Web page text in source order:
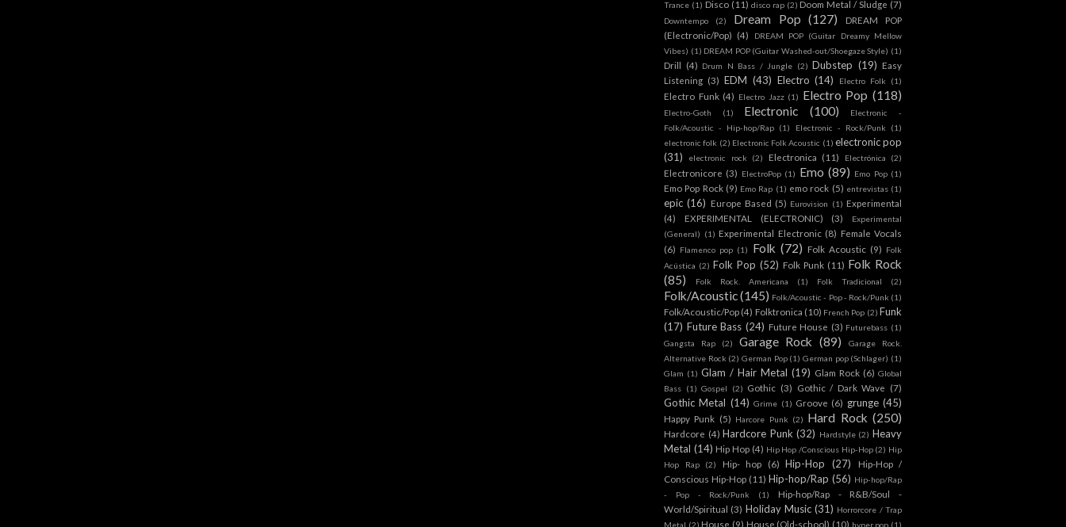
Trance (1) Disco (11) disco rap (2) Doom Metal / Sludge (7)
Downtempo (2) Dream Pop (127)
DREAM POP
(Electronic/Pop) (4)
DREAM POP (Guitar Dreamy Mellow
Vibes) (1) DREAM POP (Guitar Washed-out/Shoegaze Style) (1)
Drill (4) Drum N Bass / Jungle (2) Dubstep (19) Easy
Listening (3) EDM (43) Electro (14) Electro Folk (1)
Electro Funk (4) Electro Jazz (1) Electro Pop (118)
Electro-Goth (1) Electronic (100)
Electronic -
Folk/Acoustic - Hip-hop/Rap (1) Electronic - Rock/Punk
(1)
electronic folk (2) Electronic Folk Acoustic (1) electronic pop
(31)
electronic rock (2) Electronica (11) Electrónica (2)
Electronicore (3) ElectroPop (1) Emo (89) Emo Pop (1)
Emo Pop Rock (9) Emo Rap (1) emo rock (5) entrevistas (1)
epic (16) Europe Based (5) Eurovision (1) Experimental
(4)
EXPERIMENTAL (ELECTRONIC) (3)
Experimental
(General) (1) Experimental Electronic (8) Female Vocals
(6) Flamenco pop (1) Folk (72) Folk Acoustic (9) Folk
Acústica (2) Folk Pop (52) Folk Punk (11) Folk Rock
(85)
Folk Rock. Americana (1) Folk Tradicional (2)
Folk/Acoustic(145) Folk/Acoustic - Pop - Rock/Punk (1)
Folk/Acoustic/Pop (4) Folktronica (10) French Pop (2) Funk
(17) Future Bass (24) Future House (3) Futurebass (1)
Gangsta Rap
(2) Garage Rock (89)
Garage Rock.
Alternative Rock (2) German Pop (1) German pop (Schlager) (1)
Glam (1) Glam / Hair Metal (19) Glam Rock (6) Global
Bass (1) Gospel (2) Gothic (3) Gothic / Dark Wave (7)
Gothic Metal (14) Grime (1) Groove (6) grunge (45)
Happy Punk (5) Harcore Punk (2) Hard Rock (250)
Hardcore (4) Hardcore Punk (32) Hardstyle (2) Heavy
Metal (14) Hip Hop (4) Hip Hop /Conscious Hip-Hop (2) Hip
Hop Rap
(2) Hip- hop (6) Hip-Hop (27)
Hip-Hop /
Conscious Hip-Hop (11) Hip-hop/Rap (56) Hip-hop/Rap
- Pop - Rock/Punk
(1)
Hip-hop/Rap - R&B/Soul -
World/Spiritual (3) Holiday Music (31) Horrorcore / Trap
Metal (2) House (9) House (Old-school) (10) hyper pop (1)